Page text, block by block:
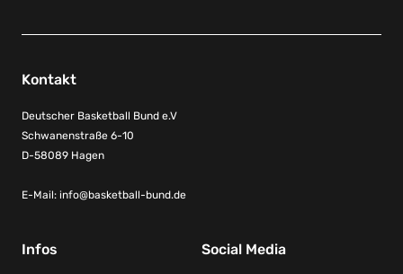
Kontakt
Deutscher Basketball Bund e.V
Schwanenstraße 6-10
D-58089 Hagen
E-Mail: info@basketball-bund.de
Infos Social Media